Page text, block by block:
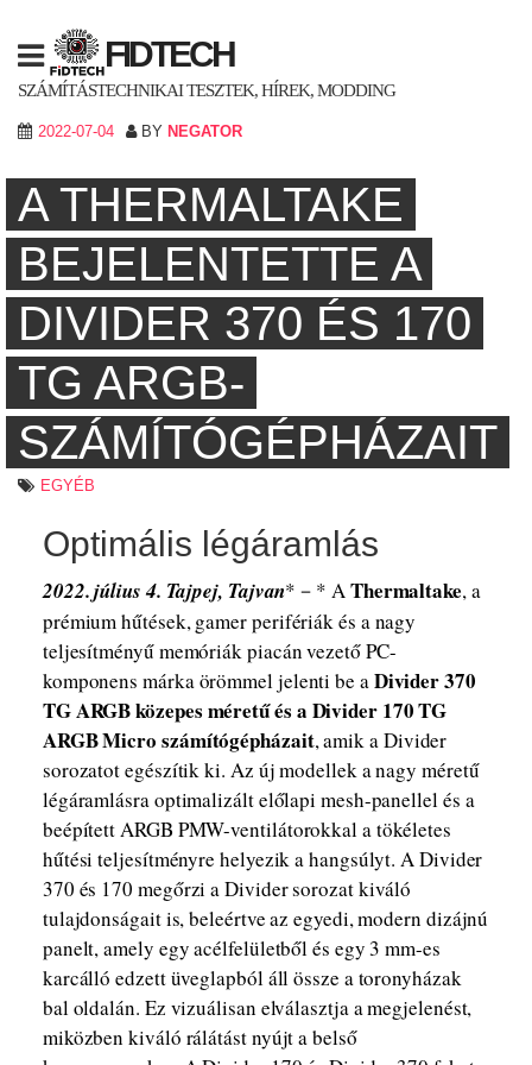
content
FIDTECH
SZÁMÍTÁSTECHNIKAI TESZTEK, HÍREK, MODDING
2022-07-04 BY NEGATOR
A THERMALTAKE
BEJELENTETTE A
DIVIDER 370 ÉS 170
TG ARGB-
SZÁMÍTÓGÉPHÁZAIT
EGYÉB
Optimális légáramlás
2022. július 4. Tajpej, Tajvan*－* AThermaltake, a
prémium hűtések, gamer perifériák és a nagy
teljesítményű memóriák piacán vezető PC-
komponens márka örömmel jelenti be aDivider 370
TG ARGB közepes méretű és a Divider 170 TG
ARGB Micro számítógépházait, amik a Divider
sorozatot egészítik ki. Az új modellek a nagy méretű
légáramlásra optimalizált előlapi mesh-panellel és a
beépített ARGB PMW-ventilátorokkal a tökéletes
hűtési teljesítményre helyezik a hangsúlyt. A Divider
370 és 170 megőrzi a Divider sorozat kiváló
tulajdonságait is, beleértve az egyedi, modern dizájnú
panelt, amely egy acélfelületből és egy 3 mm-es
karcálló edzett üveglapból áll össze a toronyházak
bal oldalán. Ez vizuálisan elválasztja a megjelenést,
miközben kiváló rálátást nyújt a belső